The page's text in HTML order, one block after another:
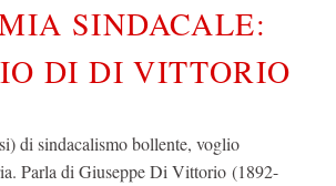
SINDACALE:
DI DI VITTORIO
di sindacalismo bollente, voglio
Parla di Giuseppe Di Vittorio (1892-